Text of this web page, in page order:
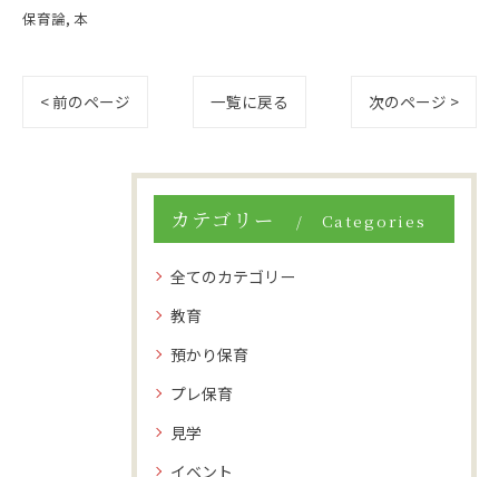
保育論 本
< 前のページ 一覧に戻る 次のページ >
カテゴリー Categories
全てのカテゴリー
教育
預かり保育
プレ保育
見学
イベント